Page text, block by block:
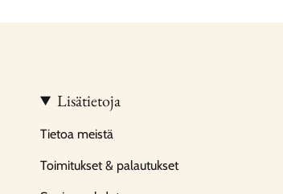
Lisätietoja
Tietoa meistä
Toimitukset & palautukset